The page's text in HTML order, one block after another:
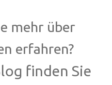
mehr über
erfahren?
finden Sie